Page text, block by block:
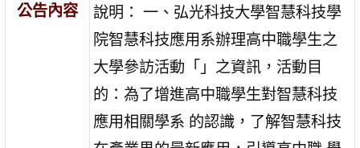
公告內容
說明： 一、弘光科技大學智慧科技學
院智慧科技應用系辦理高中職學生之
大學參訪活動「」之資訊，活動目
的：為了增進高中職學生對智慧科技
應用相關學系 的認識，了解智慧科技